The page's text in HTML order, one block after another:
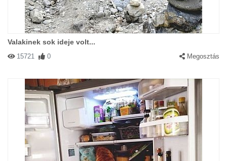
Valakinek sok ideje volt...
15721 0 Megosztás